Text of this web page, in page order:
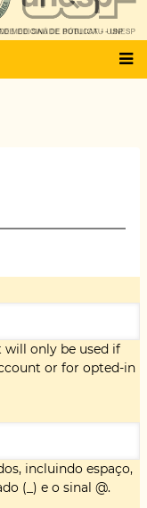
will only be used if
or for opted-in
incluindo espaço,
(_) e o sinal @.